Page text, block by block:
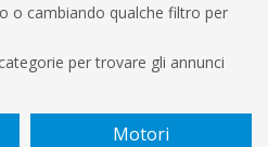
o cambiando qualche filtro per
per trovare gli annunci
Motori